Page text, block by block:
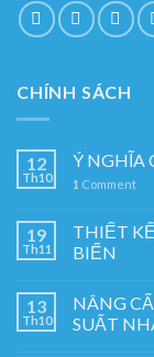
CHÍNH SÁCH
12
Th10
Ý NGHĨA
1 Comment
19
Th11
THIẾT
BIẾN
13
Th10
NÂNG
SUẤT